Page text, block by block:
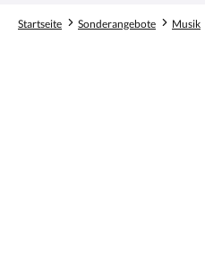
Startseite Sonderangebote Musik